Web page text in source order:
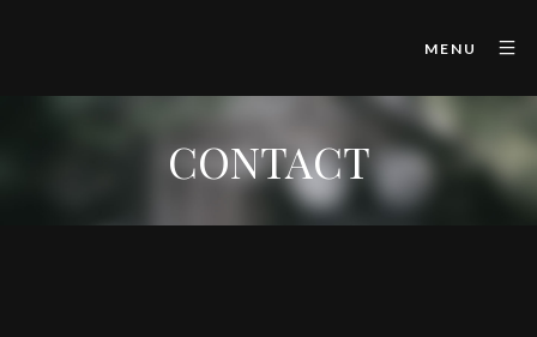
MENU
CONTACT